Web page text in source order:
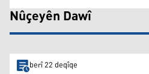
Nûçeyên Dawî
berî 22 deqîqe